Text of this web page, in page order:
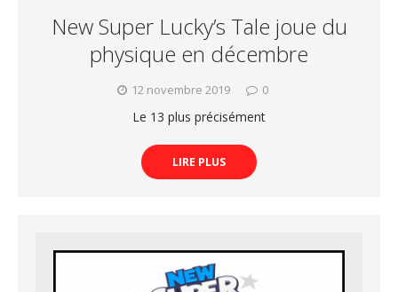
New Super Lucky’s Tale joue du
physique en décembre
12 novembre 2019 0
Le 13 plus précisément
LIRE PLUS